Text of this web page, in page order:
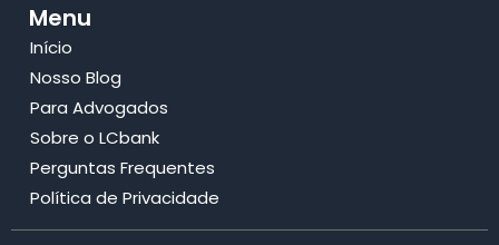
Menu
Início
Nosso Blog
Para Advogados
Sobre o LCbank
Perguntas Frequentes
Política de Privacidade